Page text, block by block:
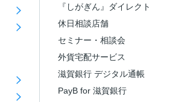
『しがぎん』ダイレクト
休日相談店舗
セミナー・相談会
外貨宅配サービス
滋賀銀行 デジタル通帳
PayB for 滋賀銀行